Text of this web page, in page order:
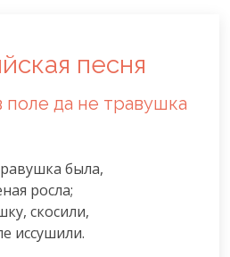
песня
поле да не травушка
была,
росла;
скосили,
иссушили.